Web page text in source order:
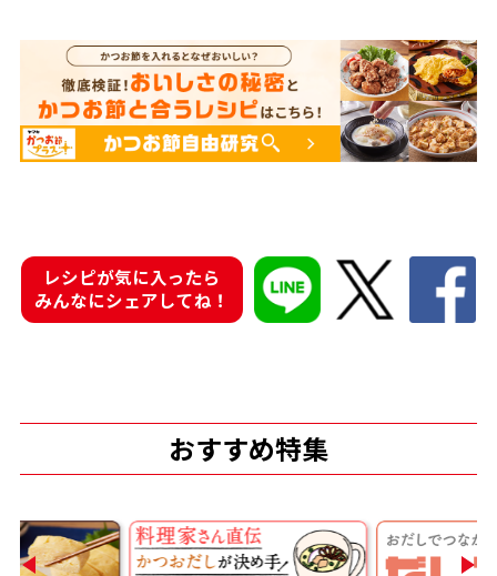
『踊り節』
鰹節屋の
だしパック
レシピが気に入ったら
みんなにシェアしてね！
おすすめ特集